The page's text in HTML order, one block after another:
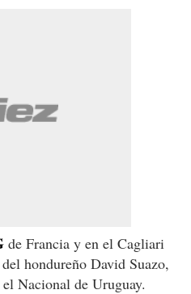
de Francia y en el Cagliari
hondureño David Suazo,
Nacional de Uruguay.